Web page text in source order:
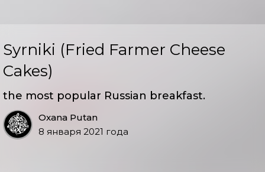
Syrniki (Fried Farmer Cheese
Cakes)
the most popular Russian breakfast.
Oxana Putan
8 января 2021 года